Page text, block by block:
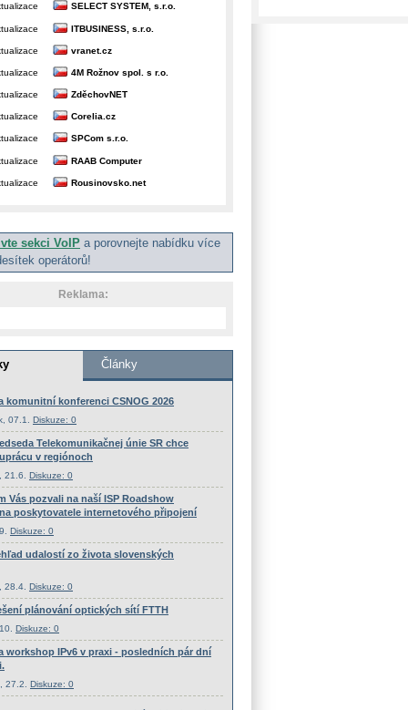
SELECT SYSTEM, s.r.o.
ITBUSINESS, s.r.o.
vranet.cz
4M Rožnov spol. s r.o.
ZděchovNET
Corelia.cz
SPCom s.r.o.
RAAB Computer
Rousinovsko.net
sekci VoIP a porovnejte nabídku více
operátorů!
Reklama: